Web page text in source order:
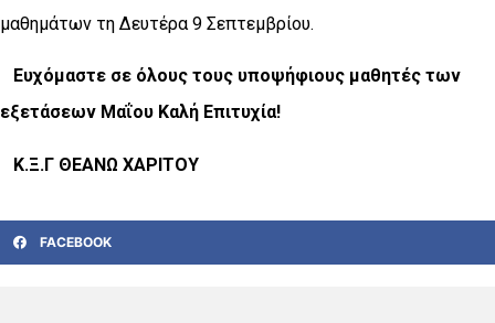
μαθημάτων τη Δευτέρα 9 Σεπτεμβρίου.
Ευχόμαστε σε όλους τους υποψήφιους μαθητές των
εξετάσεων Μαΐου Καλή Επιτυχία!
Κ.Ξ.Γ ΘΕΑΝΩ ΧΑΡΙΤΟΥ
FACEBOOK